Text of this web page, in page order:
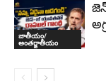
జాతీయం/
అంతర్జాతీయం